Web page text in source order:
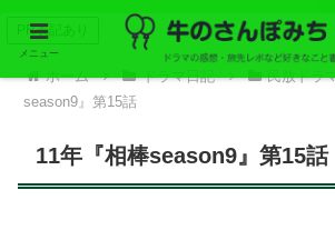
PR表記あり
ホーム ドラマ日記 民放ドラ
season9』第15話
11年『相棒season9』第15話
メニュー